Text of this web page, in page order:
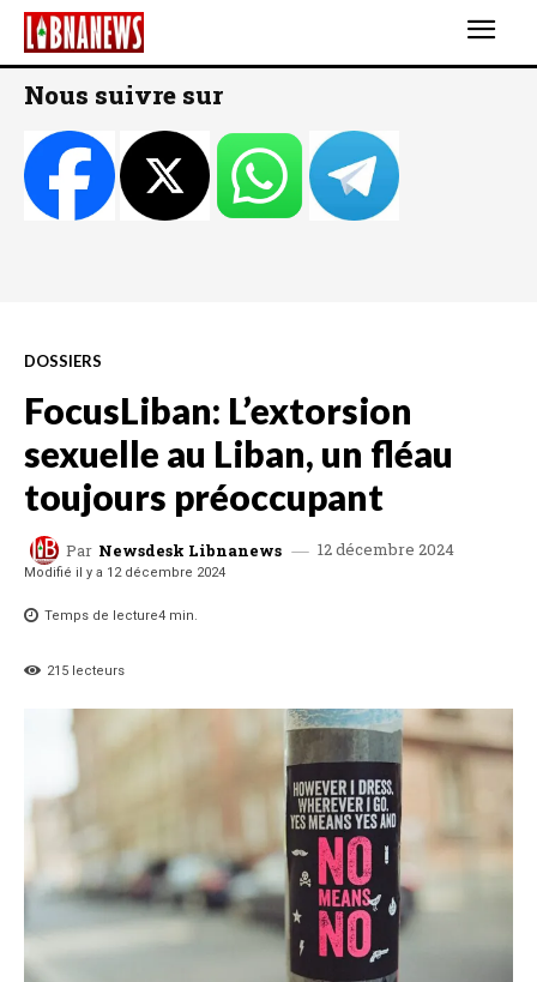
Nous suivre sur
DOSSIERS
FocusLiban: L’extorsion
sexuelle au Liban, un fléau
toujours préoccupant
Par Newsdesk Libnanews 12 décembre 2024
Modifié il y a 12 décembre 2024
Temps de lecture4 min.
215 lecteurs